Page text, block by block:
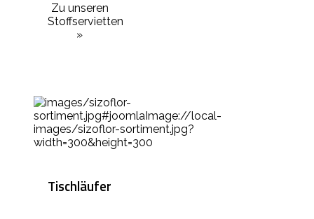
Zu unseren
Stoffservietten
»
Tischläufer